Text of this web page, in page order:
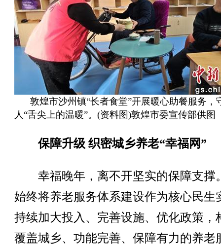
敦煌市沙州镇“长者食堂”开展暖心助餐服务，
人“舌尖上的温暖”。(资料图)敦煌市委宣传部供图
保障升级 织密城乡养老“幸福网”
幸福晚年，离不开坚实的保障支撑
始终将养老服务体系建设作为核心民生
持续加大投入、完善设施、优化政策，
覆盖城乡、功能完善、保障有力的养老